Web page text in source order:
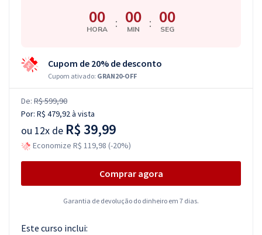
00
HORA : 00
MIN : 00
SEG
Cupom de 20% de desconto
Cupom ativado: GRAN20-OFF
De: R$ 599,90
Por: R$ 479,92à vista
ou 12x de R$ 39,99
Economize R$ 119,98 (-20%)
Comprar agora
Garantia de devolução do dinheiro em 7 dias.
Este curso inclui: